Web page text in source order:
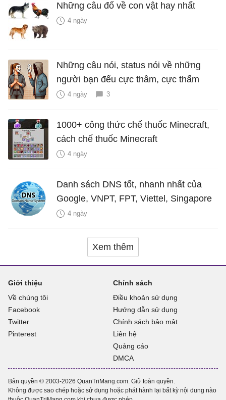
Những câu đố về con vật hay nhất
4 ngày
Những câu nói, status nói về những
người bạn đểu cực thâm, cực thấm
4 ngày 3
1000+ công thức chế thuốc Minecraft,
cách chế thuốc Minecraft
4 ngày
Danh sách DNS tốt, nhanh nhất của
Google, VNPT, FPT, Viettel, Singapore
4 ngày
Xem thêm
Giới thiệu
Về chúng tôi
Facebook
Twitter
Pinterest
Chính sách
Điều khoản sử dụng
Hướng dẫn sử dụng
Chính sách bảo mật
Liên hệ
Quảng cáo
DMCA
Bản quyền © 2003-2026 QuanTriMang.com. Giữ toàn quyền.
Không được sao chép hoặc sử dụng hoặc phát hành lại bất kỳ nội dung nào